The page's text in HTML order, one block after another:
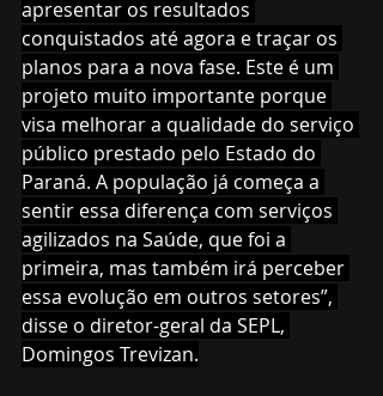
apresentar os resultados
conquistados até agora e traçar os
planos para a nova fase. Este é um
projeto muito importante porque
visa melhorar a qualidade do serviço
público prestado pelo Estado do
Paraná. A população já começa a
sentir essa diferença com serviços
agilizados na Saúde, que foi a
primeira, mas também irá perceber
essa evolução em outros setores”,
disse o diretor-geral da SEPL,
Domingos Trevizan.